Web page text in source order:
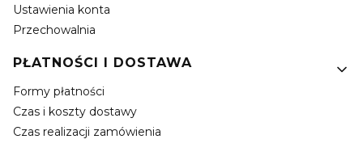
Ustawienia konta
Przechowalnia
PŁATNOŚCI I DOSTAWA
Formy płatności
Czas i koszty dostawy
Czas realizacji zamówienia